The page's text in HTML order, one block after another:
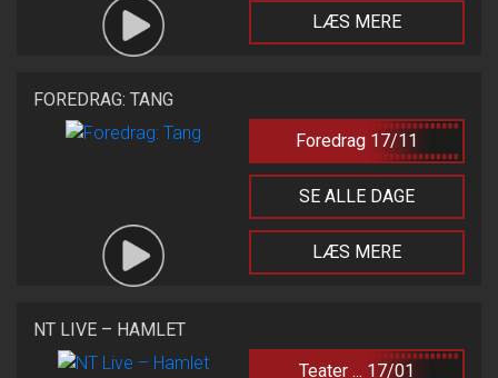
LÆS MERE
FOREDRAG: TANG
Foredrag 17/11
SE ALLE DAGE
LÆS MERE
NT LIVE – HAMLET
Teater ... 17/01